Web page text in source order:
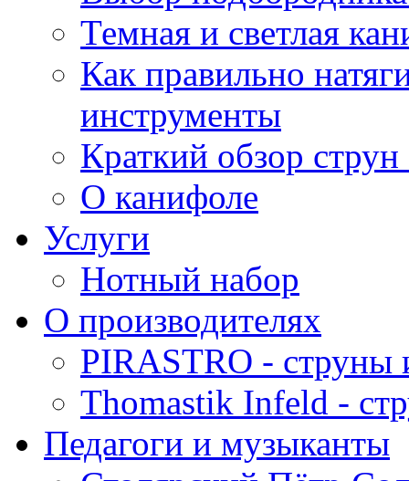
Темная и светлая
Как правильно
инструменты
Краткий обзор
О канифоле
Услуги
Нотный набор
О производителях
PIRASTRO - струны
Thomastik Infeld -
Педагоги и музыканты